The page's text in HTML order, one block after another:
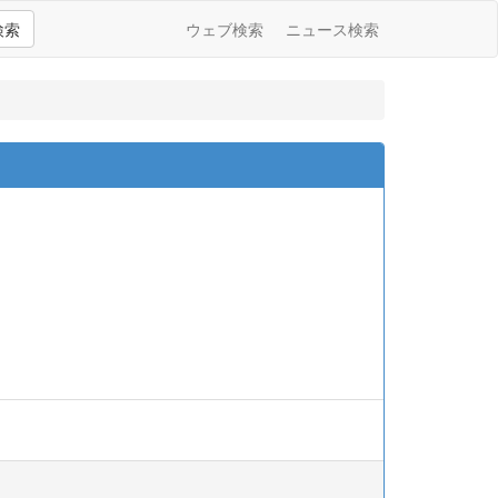
索 ウェブ検索 ニュース検索